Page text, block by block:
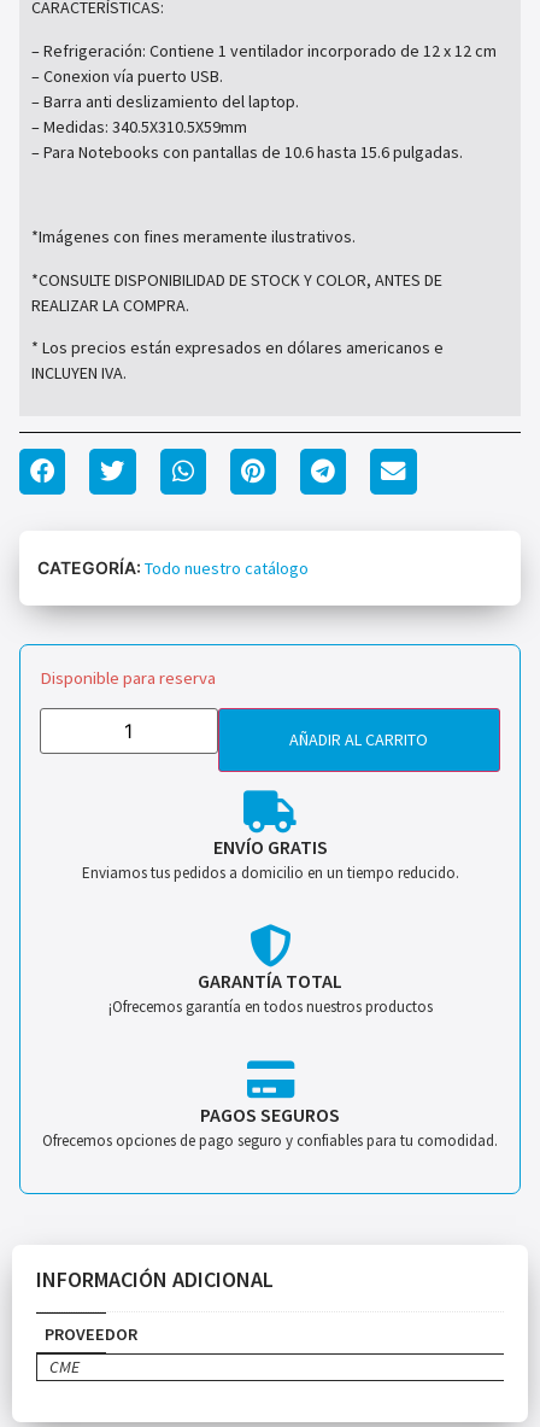
CARACTERÍSTICAS:
– Refrigeración: Contiene 1 ventilador incorporado de 12 x 12 cm
– Conexion vía puerto USB.
– Barra anti deslizamiento del laptop.
– Medidas: 340.5X310.5X59mm
– Para Notebooks con pantallas de 10.6 hasta 15.6 pulgadas.
*Imágenes con fines meramente ilustrativos.
*CONSULTE DISPONIBILIDAD DE STOCK Y COLOR, ANTES DE
REALIZAR LA COMPRA.
* Los precios están expresados en dólares americanos e
INCLUYEN IVA.
CATEGORÍA: Todo nuestro catálogo
Disponible para reserva
AÑADIR AL CARRITO
ENVÍO GRATIS
Enviamos tus pedidos a domicilio en un tiempo reducido.
GARANTÍA TOTAL
¡Ofrecemos garantía en todos nuestros productos
PAGOS SEGUROS
Ofrecemos opciones de pago seguro y confiables para tu comodidad.
INFORMACIÓN ADICIONAL
PROVEEDOR
CME